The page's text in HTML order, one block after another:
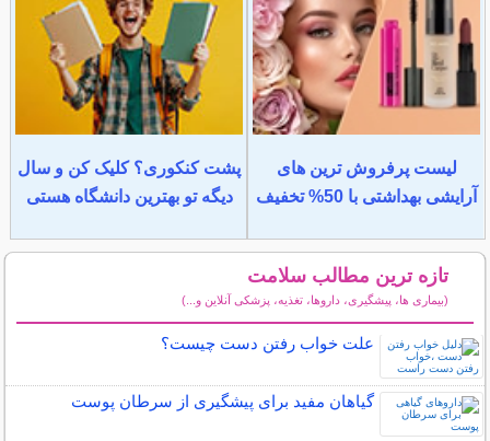
لیست پرفروش ترین های
آرایشی بهداشتی با 50% تخفیف
پشت کنکوری؟ کلیک کن و سال
دیگه تو بهترین دانشگاه هستی
تازه ترین مطالب سلامت
(بیماری ها، پیشگیری، داروها، تغذیه، پزشکی آنلاین و...)
علت خواب رفتن دست چیست؟
گیاهان مفید برای پیشگیری از سرطان پوست